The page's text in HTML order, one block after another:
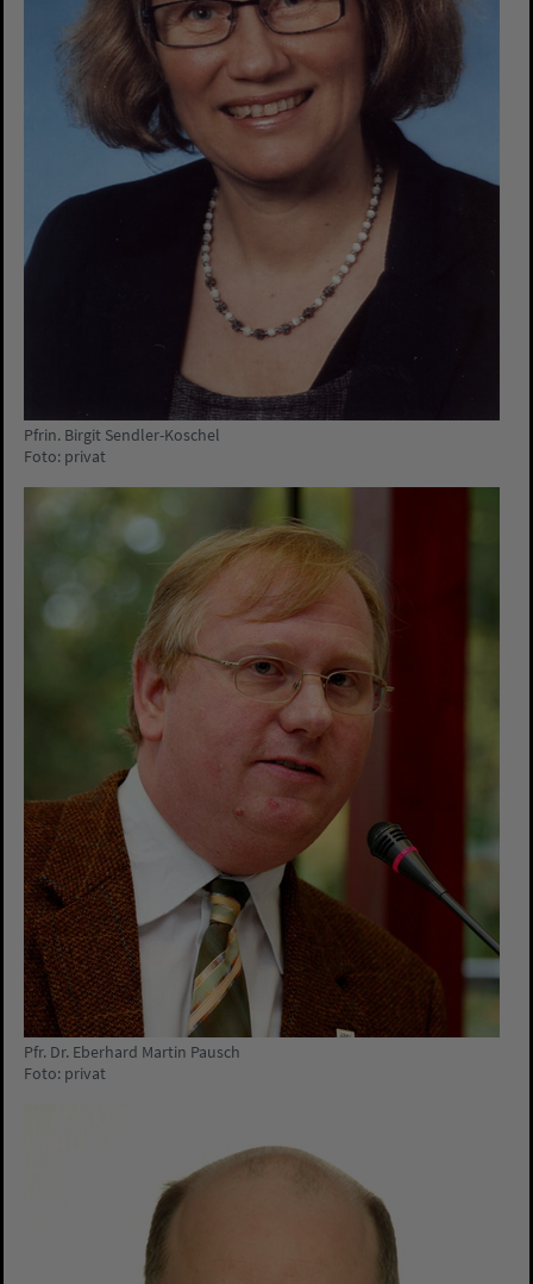
Pfrin. Birgit Sendler-Koschel
Foto: privat
Pfr. Dr. Eberhard Martin Pausch
Foto: privat